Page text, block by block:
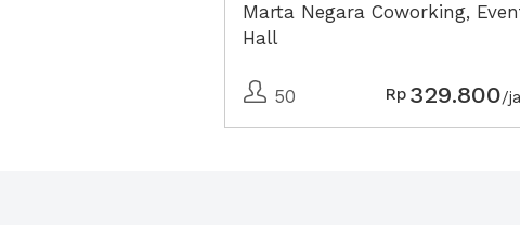
Marta Negara Coworking,
Hall
50 Rp 329.800/